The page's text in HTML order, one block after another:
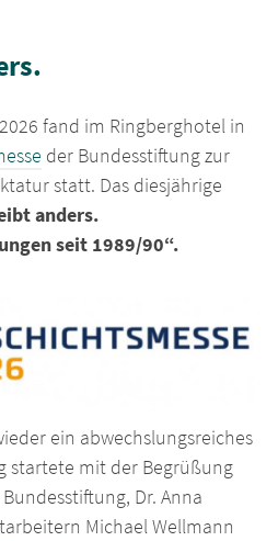
fand im Ringberghotel in
der Bundesstiftung zur
statt. Das diesjährige
anders.
seit 1989/90“.
ein abwechslungsreiches
startete mit der Begrüßung
Dr. Anna
Michael Wellmann